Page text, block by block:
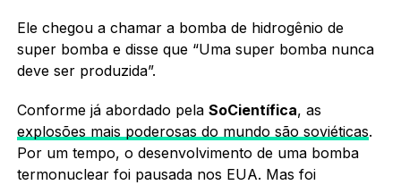
Ele chegou a chamar a bomba de hidrogênio de
super bomba e disse que “Uma super bomba nunca
deve ser produzida”.
Conforme já abordado pela SoCientífica, as
explosões mais poderosas do mundo são soviéticas.
Por um tempo, o desenvolvimento de uma bomba
termonuclear foi pausada nos EUA. Mas foi